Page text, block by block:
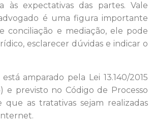
às expectativas das partes. Vale
é uma figura importante
conciliação e mediação, ele pode
esclarecer dúvidas e indicar o
amparado pela Lei 13.140/2015
e previsto no Código de Processo
que as tratativas sejam realizadas